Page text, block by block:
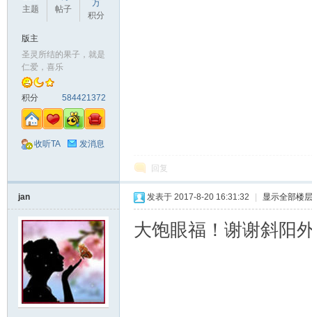
主题
帖子
万
积分
版主
圣灵所结的果子，就是
仁爱，喜乐
积分 584421372
收听TA 发消息
回复
jan 发表于 2017-8-20 16:31:32 显示全部楼层
大饱眼福！谢谢斜阳